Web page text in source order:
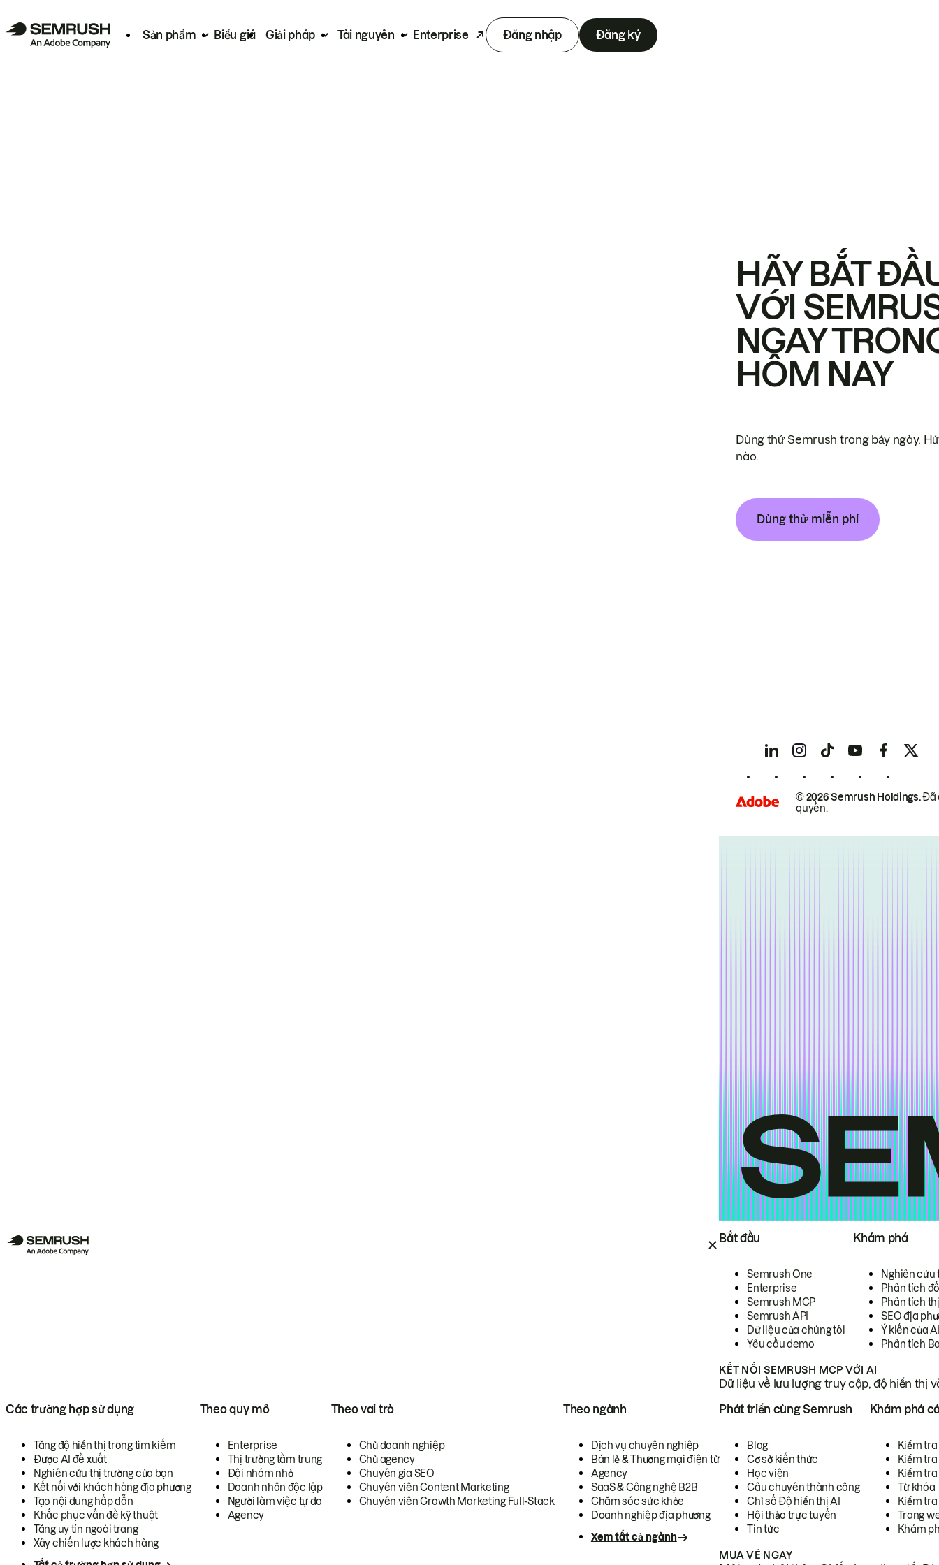
Sản phẩm Biểu giá Giải pháp Tài nguyên Enterprise Đăng nhập Đăng ký
Bắt đầu
Semrush One
Enterprise
Semrush MCP
Semrush API
Dữ liệu của chúng tôi
Yêu cầu demo
Khám phá
Nghiên cứu
Phân tích
Phân tích
SEO địa
Ý kiến của
Phân tích
KẾT NỐI SEMRUSH MCP VỚI AI
Dữ liệu về lưu lượng truy cập, độ hiển thị
Các trường hợp sử dụng
Tăng độ hiển thị trong tìm kiếm
Được AI đề xuất
Nghiên cứu thị trường của bạn
Kết nối với khách hàng địa phương
Tạo nội dung hấp dẫn
Khắc phục vấn đề kỹ thuật
Tăng uy tín ngoài trang
Xây chiến lược khách hàng
Theo quy mô
Enterprise
Thị trường tầm trung
Đội nhóm nhỏ
Doanh nhân độc lập
Người làm việc tự do
Agency
Theo vai trò
Chủ doanh nghiệp
Chủ agency
Chuyên gia SEO
Chuyên viên Content Marketing
Chuyên viên Growth Marketing Full-Stack
Theo ngành
Dịch vụ chuyên nghiệp
Bán lẻ & Thương mại điện tử
Agency
SaaS & Công nghệ B2B
Chăm sóc sức khỏe
Doanh nghiệp địa phương
Xem tất cả ngành
Phát triển cùng Semrush
Blog
Cơ sở kiến thức
Học viện
Câu chuyên thành công
Chỉ số Độ hiển thị AI
Hội thảo trực tuyến
Tin tức
Khám phá
Kiểm
Kiểm tra
Kiểm
Từ khóa
Kiểm
Trang
Khám
MUA VÉ NGAY
HÃY BẮT
VỚI
NGAY
HÔM NAY
Dùng thử Semrush trong bảy ngày.
nào.
Dùng thử miễn phí
© 2026 Semrush Holdings.Đã
quyền.